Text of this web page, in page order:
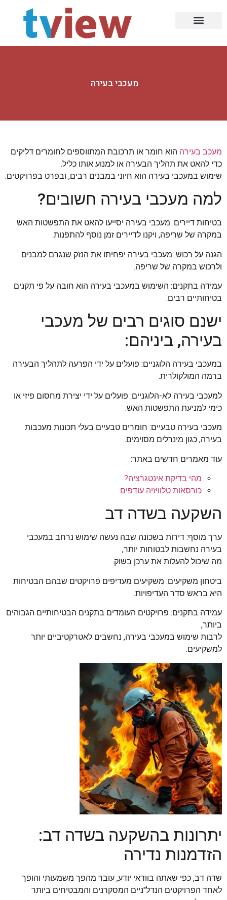
מעכבי בעירה
מעכב בעירה הוא חומר או תרכובת המתווספים לחומרים דליקים
כדי להאט את תהליך הבעירה או למנוע אותו כליל.
שימוש במעכבי בעירה הוא חיוני במבנים רבים, ובפרט בפרויקטים.
למה מעכבי בעירה חשובים?
בטיחות דיירים: מעכבי בעירה יסייעו להאט את התפשטות האש
במקרה של שריפה, ויקנו לדיירים זמן נוסף להתפנות.
הגנה על רכוש: מעכבי בעירה יפחיתו את הנזק שנגרם למבנים
ולרכוש במקרה של שריפה.
עמידה בתקנים: השימוש במעכבי בעירה הוא חובה על פי תקנים
בטיחותיים רבים.
ישנם סוגים רבים של מעכבי
בעירה, ביניהם:
במעכבי בעירה הלוגניים: פועלים על ידי הפרעה לתהליך הבעירה
ברמה המולקולרית.
למעכבי בעירה לא-הלוגניים: פועלים על ידי יצירת מחסום פיזי או
כימי למניעת התפשטות האש.
מעכבי בעירה טבעיים: חומרים טבעיים בעלי תכונות מעכבות
בעירה, כגון מינרלים מסוימים.
עוד מאמרים חדשים באתר:
מהי בדיקת אינטגרציה?
כורסאות טלוויזיה עודפים
השקעה בשדה דב
ערך מוסף: דירות בשכונה שבה נעשה שימוש נרחב במעכבי
בעירה נחשבות לבטוחות יותר,
מה שיכול להעלות את ערכן בשוק.
ביטחון משקיעים: משקיעים מעדיפים פרויקטים שבהם הבטיחות
היא בראש סדר העדיפויות.
עמידה בתקנים: פרויקטים העומדים בתקנים הבטיחותיים הגבוהים
ביותר,
לרבות שימוש במעכבי בעירה, נחשבים לאטרקטיביים יותר
למשקיעים.
יתרונות בהשקעה בשדה דב:
הזדמנות נדירה
שדה דב, כפי שאתה בוודאי יודע, עובר מהפך משמעותי והופך
לאחד הפרויקטים הנדל"ניים המסקרנים והמבטיחים ביותר